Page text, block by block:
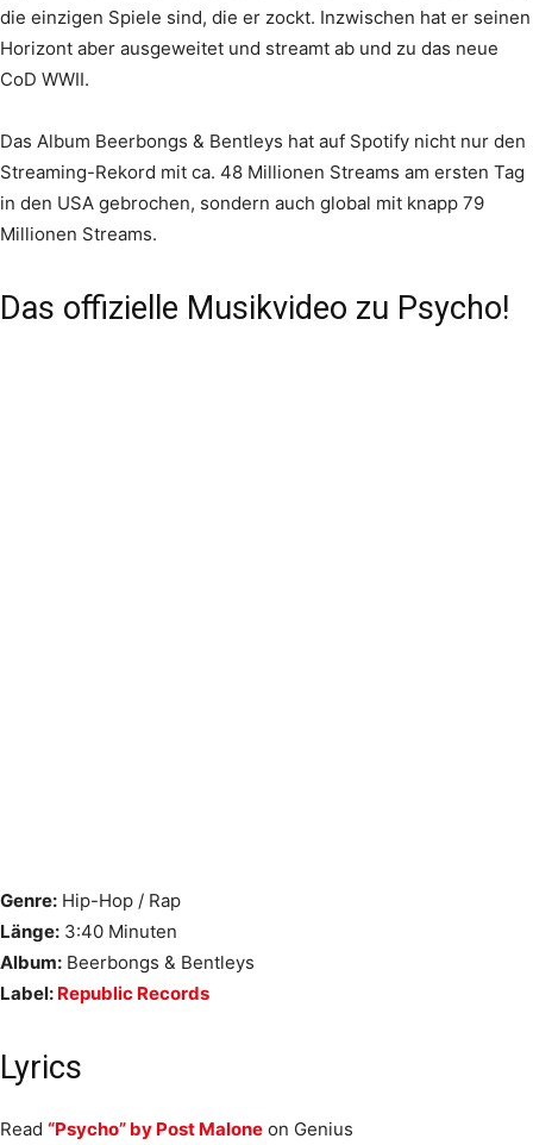
die einzigen Spiele sind, die er zockt. Inzwischen hat er seinen
Horizont aber ausgeweitet und streamt ab und zu das neue
CoD WWII.
Das Album Beerbongs & Bentleys hat auf Spotify nicht nur den
Streaming-Rekord mit ca. 48 Millionen Streams am ersten Tag
in den USA gebrochen, sondern auch global mit knapp 79
Millionen Streams.
Das offizielle Musikvideo zu Psycho!
Genre: Hip-Hop / Rap
Länge: 3:40 Minuten
Album: Beerbongs & Bentleys
Label: Republic Records
Lyrics
Read “Psycho” by Post Malone on Genius